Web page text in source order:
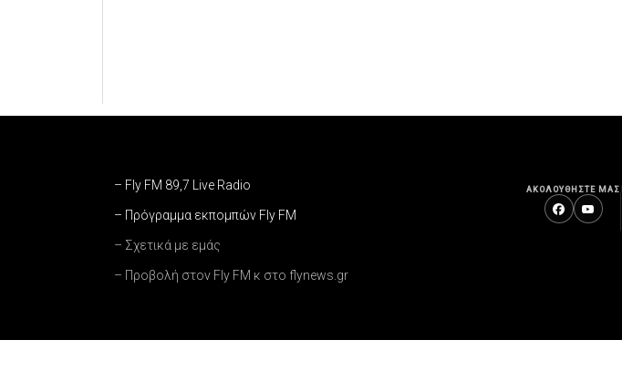
– Fly FM 89,7 Live Radio
– Πρόγραμμα εκπομπών Fly FM
– Σχετικά με εμάς
– Προβολή στον Fly FM κ στο flynews.gr
ΑΚΟΛΟΥΘΗΣΤΕ ΜΑΣ